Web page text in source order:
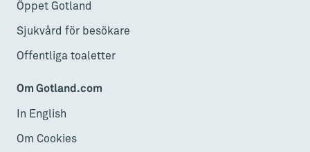
Öppet Gotland
Sjukvård för besökare
Offentliga toaletter
Om Gotland.com
In English
Om Cookies